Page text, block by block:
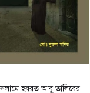
হযরত আবু তালিবের